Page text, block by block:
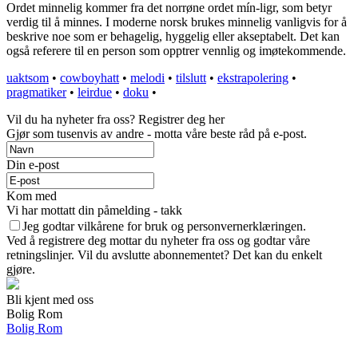
Ordet minnelig kommer fra det norrøne ordet mín-ligr, som betyr
verdig til å minnes. I moderne norsk brukes minnelig vanligvis for å
beskrive noe som er behagelig, hyggelig eller akseptabelt. Det kan
også referere til en person som opptrer vennlig og imøtekommende.
uaktsom • cowboyhatt • melodi • tilslutt • ekstrapolering •
pragmatiker• leirdue • doku •
Vil du ha nyheter fra oss? Registrer deg her
Gjør som tusenvis av andre - motta våre beste råd på e-post.
Din e-post
Kom med
Vi har mottatt din påmelding - takk
Jeg godtar vilkårene for bruk og personvernerklæringen.
Ved å registrere deg mottar du nyheter fra oss og godtar våre
retningslinjer. Vil du avslutte abonnementet? Det kan du enkelt
gjøre.
Bli kjent med oss
Bolig Rom
Bolig Rom